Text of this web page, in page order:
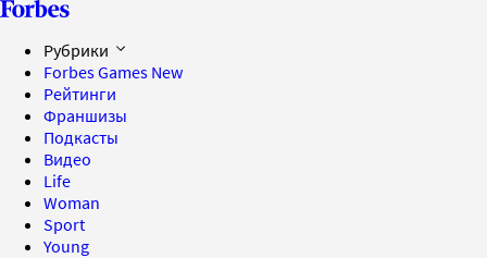
Рубрики
Forbes Games New
Рейтинги
Франшизы
Подкасты
Видео
Life
Woman
Sport
Young